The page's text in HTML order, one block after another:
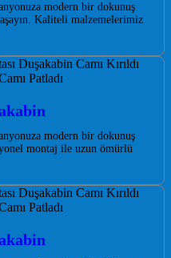
modern bir dokunuş
Kaliteli malzemelerimiz
modern bir dokunuş
montaj ile uzun ömürlü